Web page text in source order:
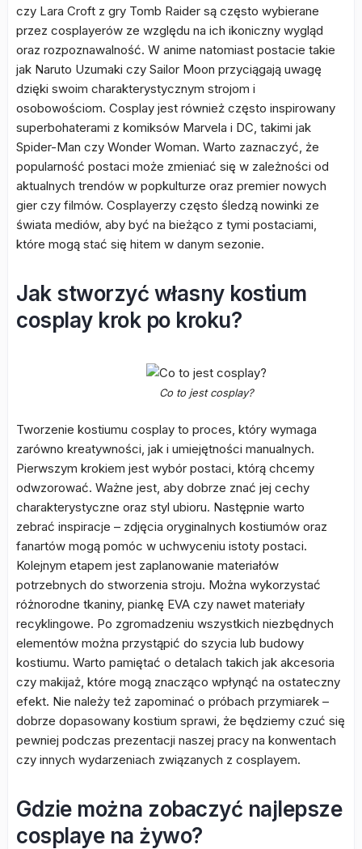
czy Lara Croft z gry Tomb Raider są często wybierane
przez cosplayerów ze względu na ich ikoniczny wygląd
oraz rozpoznawalność. W anime natomiast postacie takie
jak Naruto Uzumaki czy Sailor Moon przyciągają uwagę
dzięki swoim charakterystycznym strojom i
osobowościom. Cosplay jest również często inspirowany
superbohaterami z komiksów Marvela i DC, takimi jak
Spider-Man czy Wonder Woman. Warto zaznaczyć, że
popularność postaci może zmieniać się w zależności od
aktualnych trendów w popkulturze oraz premier nowych
gier czy filmów. Cosplayerzy często śledzą nowinki ze
świata mediów, aby być na bieżąco z tymi postaciami,
które mogą stać się hitem w danym sezonie.
Jak stworzyć własny kostium
cosplay krok po kroku?
Co to jest cosplay?
Tworzenie kostiumu cosplay to proces, który wymaga
zarówno kreatywności, jak i umiejętności manualnych.
Pierwszym krokiem jest wybór postaci, którą chcemy
odwzorować. Ważne jest, aby dobrze znać jej cechy
charakterystyczne oraz styl ubioru. Następnie warto
zebrać inspiracje – zdjęcia oryginalnych kostiumów oraz
fanartów mogą pomóc w uchwyceniu istoty postaci.
Kolejnym etapem jest zaplanowanie materiałów
potrzebnych do stworzenia stroju. Można wykorzystać
różnorodne tkaniny, piankę EVA czy nawet materiały
recyklingowe. Po zgromadzeniu wszystkich niezbędnych
elementów można przystąpić do szycia lub budowy
kostiumu. Warto pamiętać o detalach takich jak akcesoria
czy makijaż, które mogą znacząco wpłynąć na ostateczny
efekt. Nie należy też zapominać o próbach przymiarek –
dobrze dopasowany kostium sprawi, że będziemy czuć się
pewniej podczas prezentacji naszej pracy na konwentach
czy innych wydarzeniach związanych z cosplayem.
Gdzie można zobaczyć najlepsze
cosplaye na żywo?